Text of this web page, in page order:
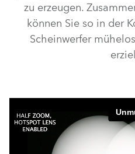
zu erzeugen.
können Sie so in der
Scheinwerfer